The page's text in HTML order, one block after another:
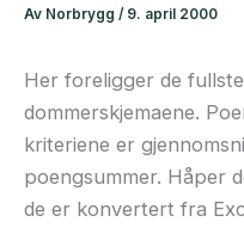
Av Norbrygg / 9. april 2000
Her foreligger de
dommerskjemaene.
kriteriene er
poengsummer. Håper
de er konvertert fra